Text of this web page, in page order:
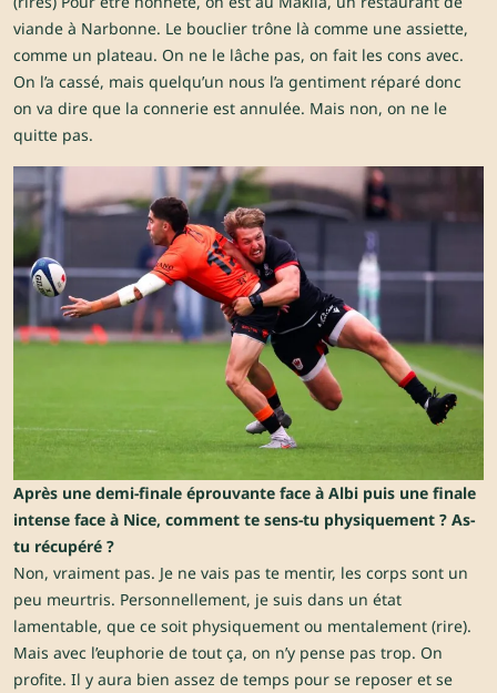
viande à Narbonne. Le bouclier trône là comme une assiette,
comme un plateau. On ne le lâche pas, on fait les cons avec.
On l’a cassé, mais quelqu’un nous l’a gentiment réparé donc
on va dire que la connerie est annulée. Mais non, on ne le
quitte pas.
Après une demi-finale éprouvante face à Albi puis une finale
intense face à Nice, comment te sens-tu physiquement ? As-
tu récupéré ?
Non, vraiment pas. Je ne vais pas te mentir, les corps sont un
peu meurtris. Personnellement, je suis dans un état
lamentable, que ce soit physiquement ou mentalement (rire).
Mais avec l’euphorie de tout ça, on n’y pense pas trop. On
profite. Il y aura bien assez de temps pour se reposer et se